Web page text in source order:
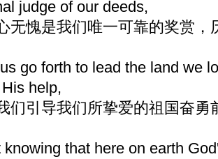
judge of our deeds,
无愧是我们唯一可靠的奖赏，
go forth to lead the land we
help,
们引导我们所挚爱的祖国奋勇
knowing that here on earth